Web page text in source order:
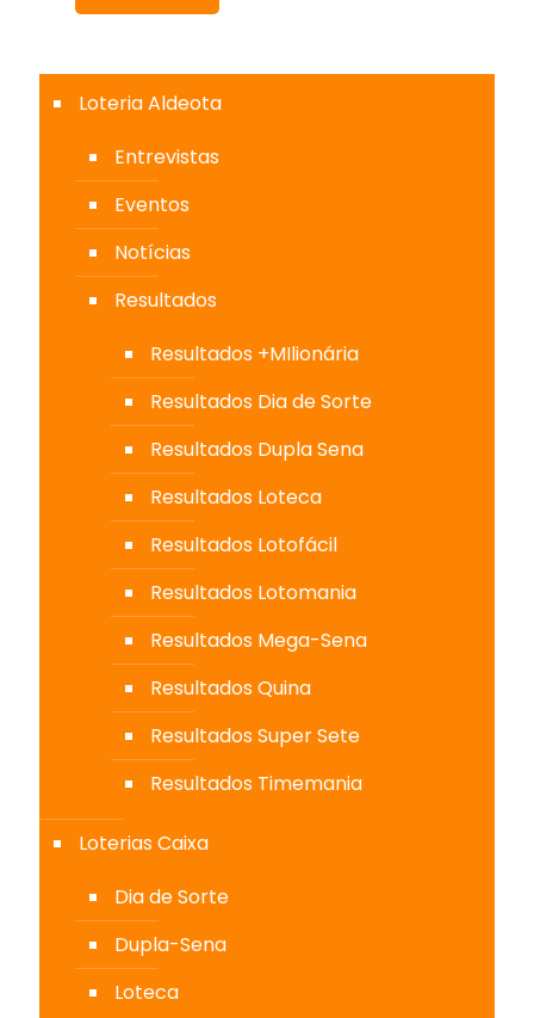
Loteria Aldeota
Entrevistas
Eventos
Notícias
Resultados
Resultados +MIlionária
Resultados Dia de Sorte
Resultados Dupla Sena
Resultados Loteca
Resultados Lotofácil
Resultados Lotomania
Resultados Mega-Sena
Resultados Quina
Resultados Super Sete
Resultados Timemania
Loterias Caixa
Dia de Sorte
Dupla-Sena
Loteca